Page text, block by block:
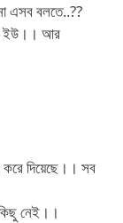
এসব বলতে..??
ইউ।। আর
দিয়েছে।। সব
নেই।।